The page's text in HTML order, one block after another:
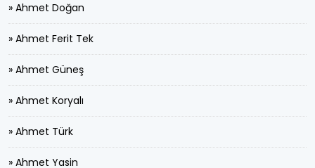
» Ahmet Doğan
» Ahmet Ferit Tek
» Ahmet Güneş
» Ahmet Koryalı
» Ahmet Türk
» Ahmet Yasin